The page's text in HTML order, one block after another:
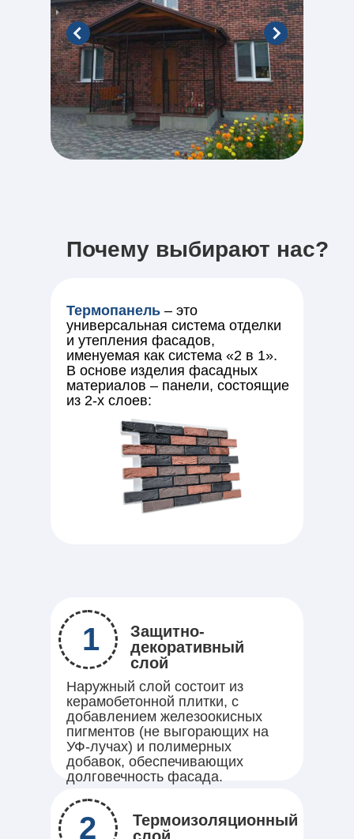
Термоизоляционный
2
Защитно-
декоративный
слой
1
Наружный слой состоит из
керамобетонной плитки, с
добавлением железоокисных
пигментов (не выгорающих на
УФ-лучах) и полимерных
добавок, обеспечивающих
долговечность фасада.
Почему выбирают нас?
Термопанель – это
универсальная система отделки
и утепления фасадов,
именуемая как система «2 в 1».
В основе изделия фасадных
материалов – панели, состоящие
из 2-х слоев: